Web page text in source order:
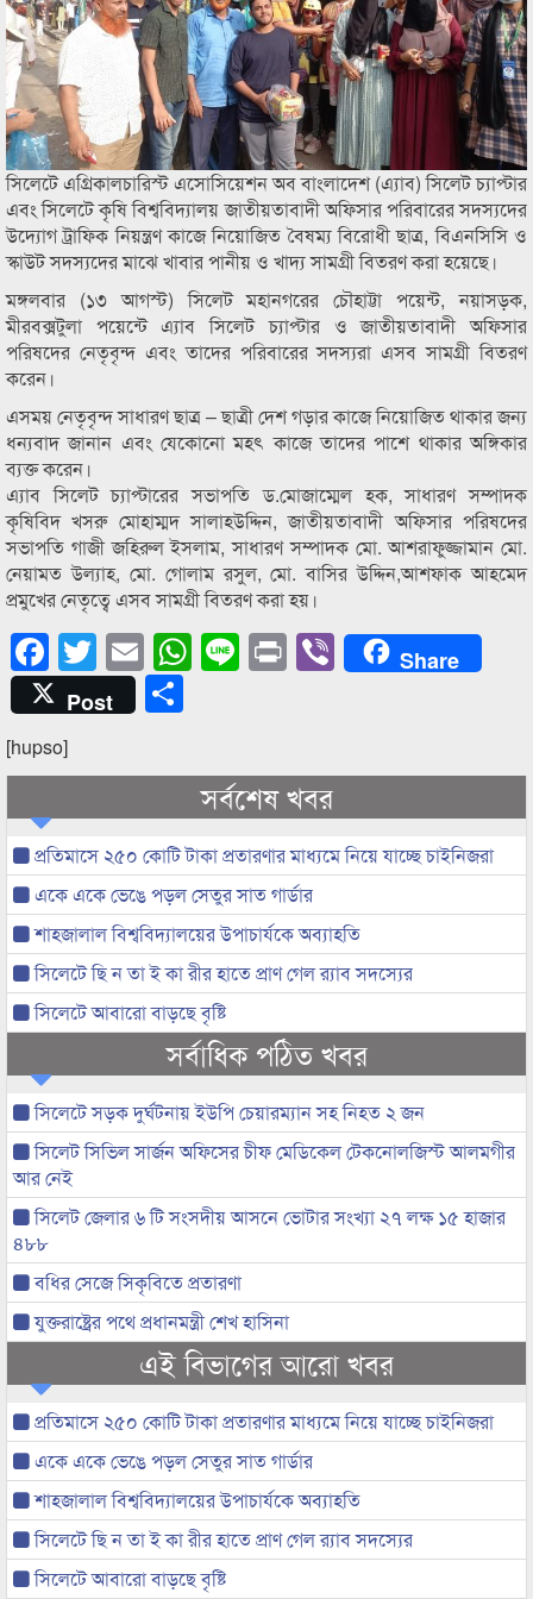
সিলেটে এগ্রিকালচারিস্ট এসোসিয়েশন অব বাংলাদেশ (এ্যাব) সিলেট চ্যাপ্টার
এবং সিলেটে কৃষি বিশ্ববিদ্যালয় জাতীয়তাবাদী অফিসার পরিবারের সদস্যদের
উদ্যোগ ট্রাফিক নিয়ন্ত্রণ কাজে নিয়োজিত বৈষম্য বিরোধী ছাত্র, বিএনসিসি ও
স্কাউট সদস্যদের মাঝে খাবার পানীয় ও খাদ্য সামগ্রী বিতরণ করা হয়েছে।
মঙ্গলবার (১৩ আগস্ট) সিলেট মহানগরের চৌহাট্টা পয়েন্ট, নয়াসড়ক,
মীরবক্সটুলা পয়েন্টে এ্যাব সিলেট চ্যাপ্টার ও জাতীয়তাবাদী অফিসার
পরিষদের নেতৃবৃন্দ এবং তাদের পরিবারের সদস্যরা এসব সামগ্রী বিতরণ
করেন।
এসময় নেতৃবৃন্দ সাধারণ ছাত্র – ছাত্রী দেশ গড়ার কাজে নিয়োজিত থাকার জন্য
ধন্যবাদ জানান এবং যেকোনো মহৎ কাজে তাদের পাশে থাকার অঙ্গিকার
ব্যক্ত করেন।
এ্যাব সিলেট চ্যাপ্টারের সভাপতি ড.মোজাম্মেল হক, সাধারণ সম্পাদক
কৃষিবিদ খসরু মোহাম্মদ সালাহউদ্দিন, জাতীয়তাবাদী অফিসার পরিষদের
সভাপতি গাজী জহিরুল ইসলাম, সাধারণ সম্পাদক মো. আশরাফুজ্জামান মো.
নেয়ামত উল্যাহ, মো. গোলাম রসুল, মো. বাসির উদ্দিন,আশফাক আহমেদ
প্রমুখের নেতৃত্বে এসব সামগ্রী বিতরণ করা হয়।
Facebook
Twitter
EmailWhatsApp
LinePrintViberShare
Post
[hupso]
সর্বশেষ খবর
প্রতিমাসে ২৫০ কোটি টাকা প্রতারণার মাধ্যমে নিয়ে যাচ্ছে চাইনিজরা
একে একে ভেঙে পড়ল সেতুর সাত গার্ডার
শাহজালাল বিশ্ববিদ্যালয়ের উপাচার্যকে অব্যাহতি
সিলেটে ছি ন তা ই কা রীর হাতে প্রাণ গেল র‌্যাব সদস্যের
সিলেটে আবারো বাড়ছে বৃষ্টি
সর্বাধিক পঠিত খবর
সিলেটে সড়ক দুর্ঘটনায় ইউপি চেয়ারম্যান সহ নিহত ২ জন
সিলেট সিভিল সার্জন অফিসের চীফ মেডিকেল টেকনোলজিস্ট আলমগীর
আর নেই
সিলেট জেলার ৬ টি সংসদীয় আসনে ভোটার সংখ্যা ২৭ লক্ষ ১৫ হাজার
৪৮৮
বধির সেজে সিকৃবিতে প্রতারণা
যুক্তরাষ্ট্রের পথে প্রধানমন্ত্রী শেখ হাসিনা
এই বিভাগের আরো খবর
প্রতিমাসে ২৫০ কোটি টাকা প্রতারণার মাধ্যমে নিয়ে যাচ্ছে চাইনিজরা
একে একে ভেঙে পড়ল সেতুর সাত গার্ডার
শাহজালাল বিশ্ববিদ্যালয়ের উপাচার্যকে অব্যাহতি
সিলেটে ছি ন তা ই কা রীর হাতে প্রাণ গেল র‌্যাব সদস্যের
সিলেটে আবারো বাড়ছে বৃষ্টি